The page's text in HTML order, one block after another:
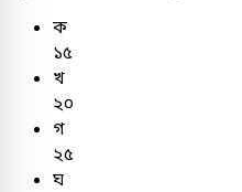
ক
১৫
খ
২০
গ
২৫
ঘ